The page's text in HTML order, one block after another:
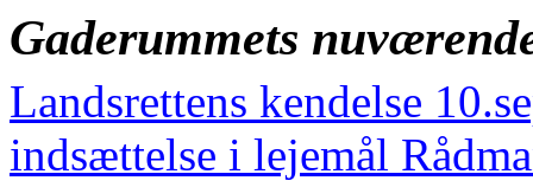
Gaderummets
Landsrettens kendelse
indsættelse i lejemål